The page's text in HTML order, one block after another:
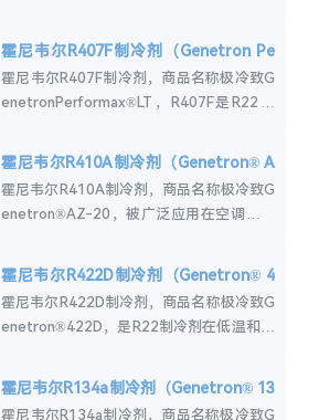
霍尼韦尔R407F制冷剂（Genetron Pe
rformax® LT）
霍尼韦尔R407F制冷剂，商品名称极冷致G
enetronPerformax®LT，R407F是R22在
韦尔R407F...
霍尼韦尔R410A制冷剂（Genetron® A
Z-20）
霍尼韦尔R410A制冷剂，商品名称极冷致G
enetron®AZ-20，被广泛应用在空调和制
设备，而不是用于改造。...
霍尼韦尔R422D制冷剂（Genetron® 4
22D）
霍尼韦尔R422D制冷剂，商品名称极冷致G
enetron®422D，是R22制冷剂在低温和中
品。冷媒R422D适用于直接...
霍尼韦尔R134a制冷剂（Genetron® 13
4a）
霍尼韦尔R134a制冷剂，商品名称极冷致G